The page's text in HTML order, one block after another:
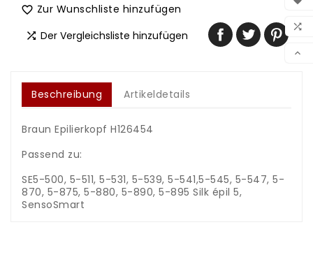


 Zur Wunschliste hinzufügen
 Der Vergleichsliste hinzufügen
Beschreibung Artikeldetails
Braun Epilierkopf H126454
Passend zu:
SE5-500, 5-511, 5-531, 5-539, 5-541,5-545, 5-547, 5-
870, 5-875, 5-880, 5-890, 5-895 Silk épil 5,
SensoSmart